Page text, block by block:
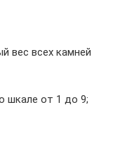
вес всех камней
шкале от 1 до 9;